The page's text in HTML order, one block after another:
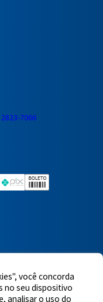
você concorda
no seu dispositivo
analisar o uso do
2823-7066